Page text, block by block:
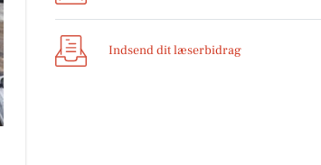
Indsend dit læserbidrag